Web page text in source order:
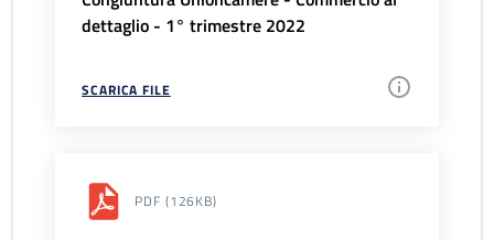
dettaglio - 1° trimestre 2022
SCARICA FILE
PDF (126KB)